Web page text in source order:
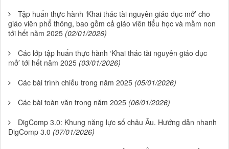
Tập huấn thực hành ‘Khai thác tài nguyên giáo dục mở’ cho
giáo viên phổ thông, bao gồm cả giáo viên tiểu học và mầm non
tới hết năm 2025 (02/01/2026)
Các lớp tập huấn thực hành ‘Khai thác tài nguyên giáo dục
mở’ tới hết năm 2025 (03/01/2026)
Các bài trình chiếu trong năm 2025 (05/01/2026)
Các bài toàn văn trong năm 2025 (06/01/2026)
DigComp 3.0: Khung năng lực số châu Âu. Hướng dẫn nhanh
DigComp 3.0 (07/01/2026)